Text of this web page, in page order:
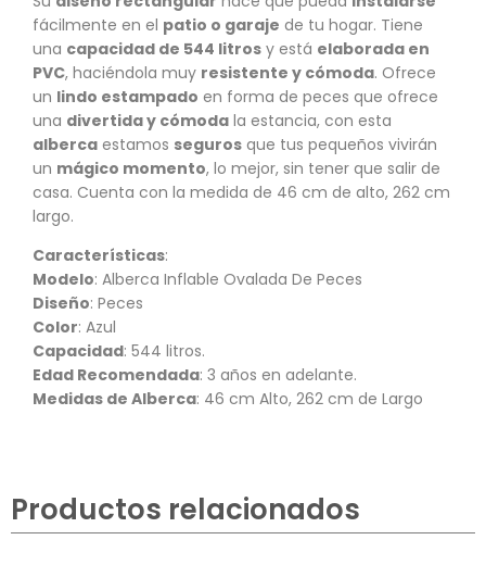
fácilmente en el patio o garaje de tu hogar. Tiene
una capacidad de 544 litros y está elaborada en
PVC, haciéndola muy resistente y cómoda. Ofrece
un lindo estampado en forma de peces que ofrece
una divertida y cómoda la estancia, con esta
alberca estamos seguros que tus pequeños vivirán
un mágico momento, lo mejor, sin tener que salir de
casa. Cuenta con la medida de 46 cm de alto, 262 cm
largo.
Características:
Modelo: Alberca Inflable Ovalada De Peces
Diseño: Peces
Color: Azul
Capacidad: 544 litros.
Edad Recomendada: 3 años en adelante.
Medidas de Alberca: 46 cm Alto, 262 cm de Largo
Productos relacionados